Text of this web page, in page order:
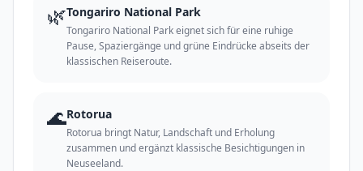
🌿Tongariro National Park
Tongariro National Park eignet sich für eine ruhige
Pause, Spaziergänge und grüne Eindrücke abseits der
klassischen Reiseroute.
🌊Rotorua
Rotorua bringt Natur, Landschaft und Erholung
zusammen und ergänzt klassische Besichtigungen in
Neuseeland.